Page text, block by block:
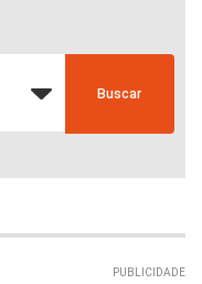
PUBLICIDADE